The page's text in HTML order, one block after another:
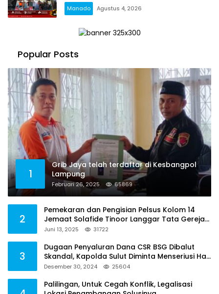
Manado Agustus 4, 2026
Popular Posts
1
Grib Jaya telah terdaftar di Kesbangpol
Lampung
Februari 26, 2025 65869
2
Pemekaran dan Pengisian Pelsus Kolom 14
Jemaat Solafide Tinoor Langgar Tata Gereja
2021, Toreh : Ini Perbuatan Melawan Hukum
Juni 13, 2025 31722
3
Dugaan Penyaluran Dana CSR BSG Dibalut
Skandal, Kapolda Sulut Diminta Menseriusi Hal
ini
Desember 30, 2024 25604
Palilingan, Untuk Cegah Konflik, Legalisasi